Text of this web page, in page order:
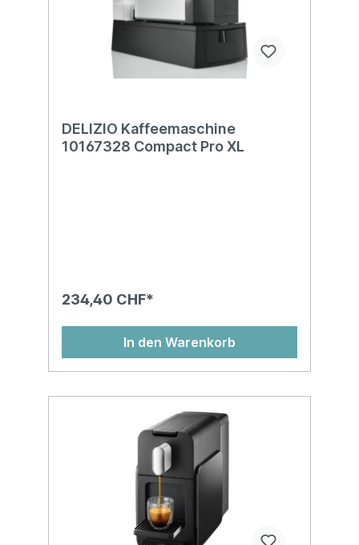
DELIZIO Kaffeemaschine
10167328 Compact Pro XL
234,40 CHF*
In den Warenkorb